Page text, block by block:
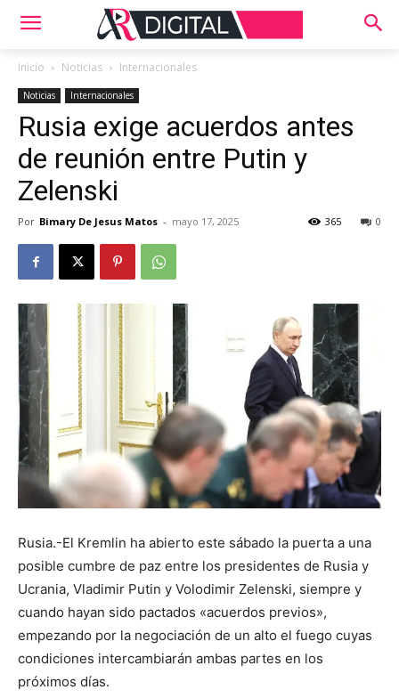
Inicio Noticias Internacionales
Noticias Internacionales
Rusia exige acuerdos antes
de reunión entre Putin y
Zelenski
Por Bimary De Jesus Matos - mayo 17, 2025 0
365
Rusia.-El Kremlin ha abierto este sábado la puerta a una
posible cumbre de paz entre los presidentes de Rusia y
Ucrania, Vladimir Putin y Volodimir Zelenski, siempre y
cuando hayan sido pactados «acuerdos previos»,
empezando por la negociación de un alto el fuego cuyas
condiciones intercambiarán ambas partes en los
próximos días.